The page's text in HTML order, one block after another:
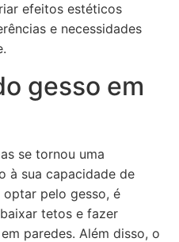
efeitos estéticos
e necessidades
gesso em
se tornou uma
à sua capacidade de
pelo gesso, é
tetos e fazer
paredes. Além disso, o